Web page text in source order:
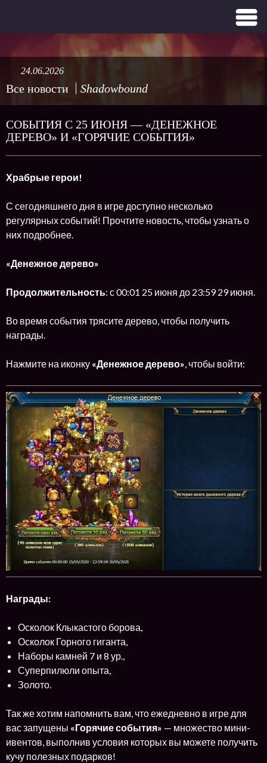
Все новости Shadowbound
24.06.2026
СОБЫТИЯ С 25 ИЮНЯ — «ДЕНЕЖНОЕ
ДЕРЕВО» И «ГОРЯЧИЕ СОБЫТИЯ»
Храбрые герои!
С сегодняшнего дня в игре доступно несколько
регулярных событий! Прочтите новость, чтобы узнать о
них подробнее.
«Денежное дерево»
Продолжительность: с 00:01 25 июня до 23:59 29 июня.
Во время события трясите дерево, чтобы получить
награды.
Нажмите на иконку «Денежное дерево», чтобы войти:
Награды:
Осколок Клыкастого борова,
Осколок Горного гиганта,
Наборы камней 7 и 8 ур.,
Суперпилюли опыта,
Золото.
Так же хотим напомнить вам, что ежедневно в игре для
вас запущены «Горячие события» — множество мини-
ивентов, выполнив условия которых вы можете получить
кучу полезных подарков!